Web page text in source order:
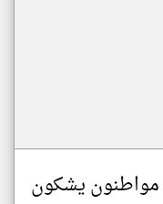
70 قرشا .. مواطنون يشكون